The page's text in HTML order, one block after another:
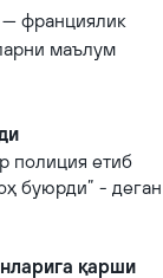
франциялик
маълум
полиция етиб
буюрди” - деган
қарши